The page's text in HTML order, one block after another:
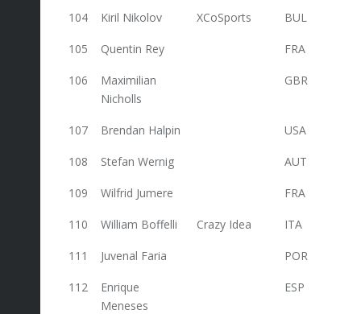
104 Kiril Nikolov XCoSports BUL
105 Quentin Rey FRA
106
Maximilian
Nicholls
GBR
107 Brendan Halpin USA
108 Stefan Wernig AUT
109 Wilfrid Jumere FRA
110 William Boffelli Crazy Idea ITA
111 Juvenal Faria POR
112
Enrique
Meneses
ESP